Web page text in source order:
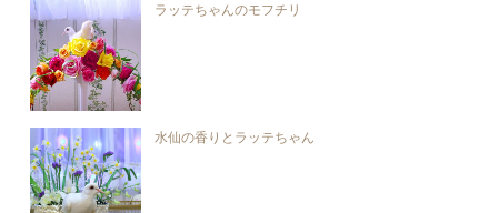
ラッテちゃんのモフチリ
水仙の香りとラッテちゃん